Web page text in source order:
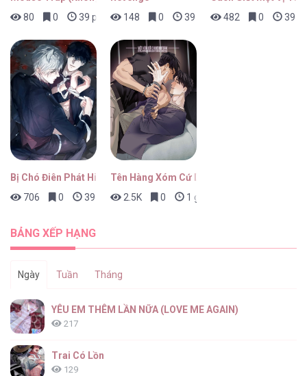
80
0 39 phút trước
148
0 39 phút trước
482
0 39
Bị Chó Điên Phát Hiện Là Đồng Loại
706
0 39 phút trước
Tên Hàng Xóm Cứ Dán Mắt Vào Tôi
2.5K
0 1 giờ trước
BẢNG XẾP HẠNG
Ngày Tuần Tháng
YÊU EM THÊM LẦN NỮA (LOVE ME AGAIN)
217
Trai Có Lồn
129